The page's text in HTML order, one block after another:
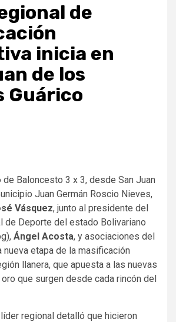
de
inicia en
de los
Guárico
de Baloncesto 3 x 3, desde San Juan
Juan Germán Roscio Nieves,
Vásquez, junto al presidente del
de Deporte del estado Bolivariano
Ángel Acosta, y asociaciones del
nueva etapa de la masificación
llanera, que apuesta a las nuevas
que surgen desde cada rincón del
regional detalló que hicieron